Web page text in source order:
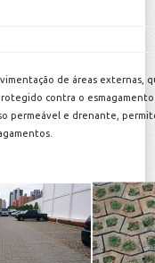
de áreas externas,
contra o
permeável e drenante,